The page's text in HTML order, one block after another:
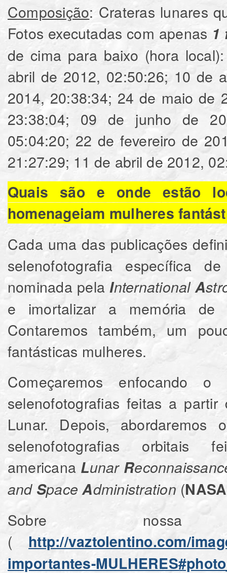
Composição: Crateras lunares
Fotos executadas com apenas 1
de cima para baixo (hora local): 01‎ de
‎abril‎ de ‎2012, ‏‎02:50:26; 10‎ de ‎abril‎ de ‎2012, ‏‎04:08:06; 09‎ de ‎junho‎ de
‎2014, ‏‎20:38:34; ‎24‎ de ‎maio‎ de ‎2015, ‏‎18:37:40; 08‎ de ‎outubro‎ de ‎2014,
Quais são e onde estão
homenageiam mulheres
Cada uma das publicações
selenofotografia específica
nominada pela InternationalA
e imortalizar a memória de
Contaremos também, um
fantásticas mulheres.
Começaremos enfocando
selenofotografias feitas a
Lunar. Depois, abordaremos
selenofotografias
americana Lunar R
and SpaceAdministration (NASA
Sobre nossa
( http://vaztolentino.com/
importantes-